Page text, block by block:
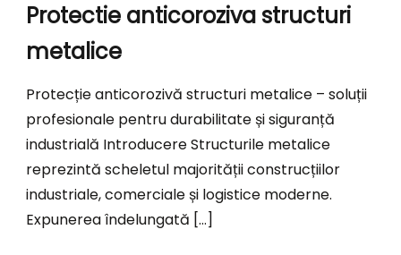
Protectie anticoroziva structuri
metalice
Protecție anticorozivă structuri metalice – soluții
profesionale pentru durabilitate și siguranță
industrială Introducere Structurile metalice
reprezintă scheletul majorității construcțiilor
industriale, comerciale și logistice moderne.
Expunerea îndelungată […]